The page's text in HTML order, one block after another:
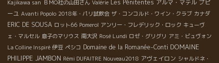
Kajikawa san ＢＭО社の山田さん Valérie Les Pénitentes アルマ・マテル プピ
ーユ Avanti Popolo 2018年・パリ試飲会 ザ・コンコルド・ワイン・クラブ カナダ
ERIC DE SOUSA ロット66 Pomerol アンリー・フレデリック・ロック キューヴ
ェ・マルセル 息子のマリウス 南大沢 Rosé Lundi ロゼ・グリグリ アミ・ビュヴォン
La Colline Inspiré 伊豆 ペシコ Domaine de la Romanée-Conti DOMAINE
PHILIPPE JAMBON Rémi DUFAITRE Nouveau2018 アヴェイロン シャルドネ・